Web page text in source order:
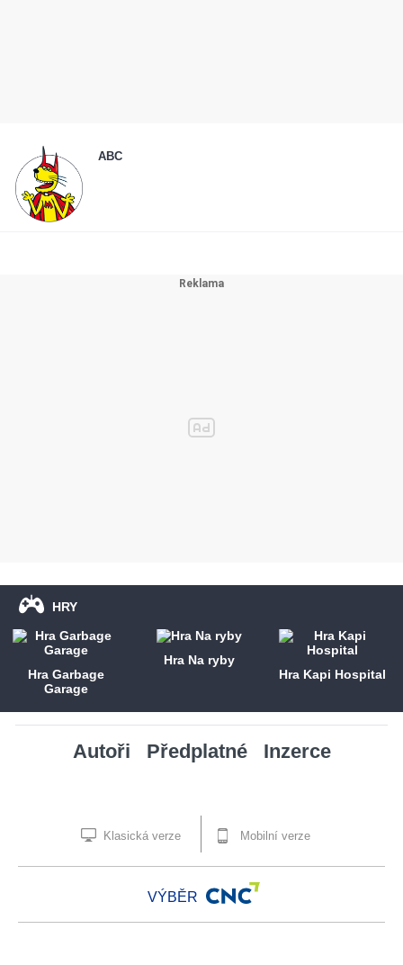
ABC
HRY
Hra Garbage
Garage
Hra Na ryby
Hra Kapi Hospital
Autoři Předplatné Inzerce
Klasická verze Mobilní verze
VÝBĚR